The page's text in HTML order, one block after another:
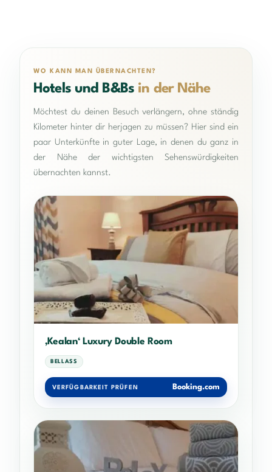
WO KANN MAN ÜBERNACHTEN?
Hotels und B&Bs in der Nähe
Möchtest du deinen Besuch verlängern, ohne ständig
Kilometer hinter dir herjagen zu müssen? Hier sind ein
paar Unterkünfte in guter Lage, in denen du ganz in
der Nähe der wichtigsten Sehenswürdigkeiten
übernachten kannst.
‚Kealan‘ Luxury Double Room
BELLASS
VERFÜGBARKEIT PRÜFEN Booking.com